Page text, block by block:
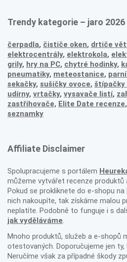
Trendy kategorie – jaro 2026
čerpadla, čističe oken, drtiče
elektrocentrály, elektrokola,
grily, hry na PC, chytré hodinky,
pneumatiky, meteostanice,
sekačky, sušičky ovoce, štípačky
udírny, vrtačky, vysavače listí,
zastřihovače, Elite Date recenze,
seznamky
Affiliate Disclaimer
Spolupracujeme s portálem
můžeme vytvářet recenze produktů
Pokud se prokliknete do e-shopu
nich nakoupíte, tak získáme malou
neplatíte. Podobně to funguje i s
jak vyděláváme.
Mnoho produktů, služeb a e-shopů
otestovaných. Doporučujeme jen
Neručíme však za případné škody